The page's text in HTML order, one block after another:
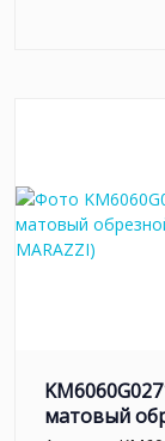
матовый